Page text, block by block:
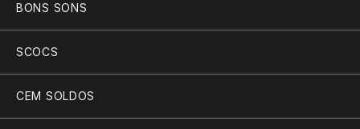
BONS SONS
SCOCS
CEM SOLDOS